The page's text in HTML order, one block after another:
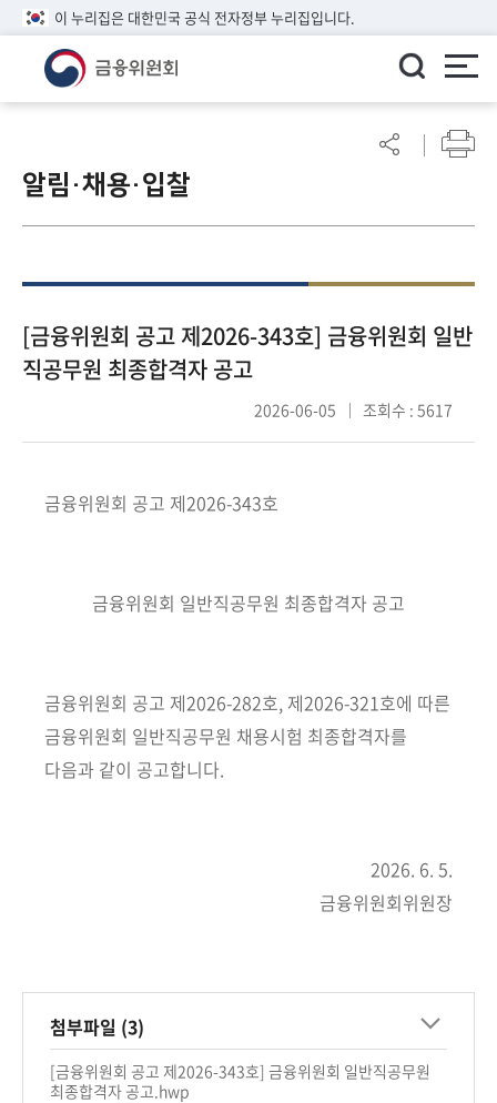
이 누리집은 대한민국 공식 전자정부 누리집입니다.
린
이알
참
여
마
회
알림·채용·입찰
[금융위원회 공고 제2026-343호] 금융위원회 일반
직공무원 최종합격자 공고
2026-06-05 조회수 : 5617
금융위원회 공고 제2026-343호
금융위원회 일반직공무원 최종합격자 공고
금융위원회 공고 제2026-282호, 제2026-321호에 따른
금융위원회 일반직공무원 채용시험 최종합격자를
다음과 같이 공고합니다.
2026. 6. 5.
금융위원회위원장
첨부파일 (3)
[금융위원회 공고 제2026-343호] 금융위원회 일반직공무원
최종합격자 공고.hwp